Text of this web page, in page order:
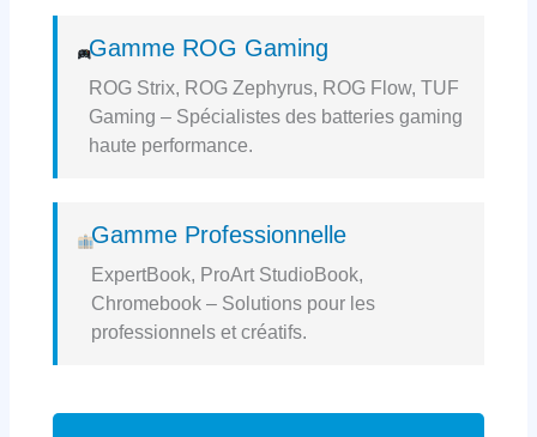
Gamme ROG Gaming
ROG Strix, ROG Zephyrus, ROG Flow, TUF
Gaming – Spécialistes des batteries gaming
haute performance.
Gamme Professionnelle
ExpertBook, ProArt StudioBook,
Chromebook – Solutions pour les
professionnels et créatifs.